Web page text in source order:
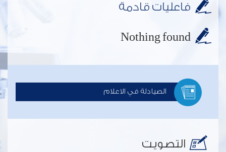
فاعليات قادمة
Nothing found
الصيادلة في الاعلام
التصويت